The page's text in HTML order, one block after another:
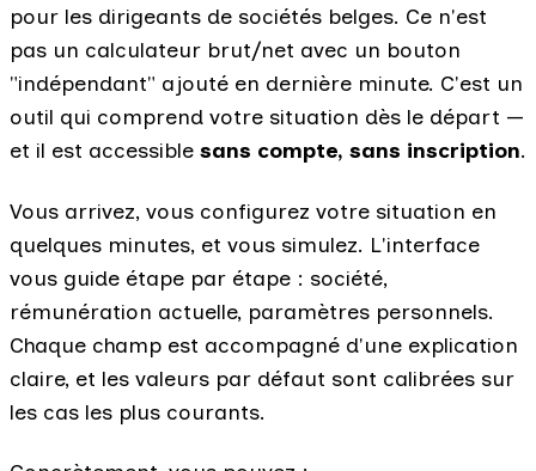
pour les dirigeants de sociétés belges. Ce n'est
pas un calculateur brut/net avec un bouton
"indépendant" ajouté en dernière minute. C'est un
outil qui comprend votre situation dès le départ —
et il est accessible sans compte, sans inscription.
Vous arrivez, vous configurez votre situation en
quelques minutes, et vous simulez. L'interface
vous guide étape par étape : société,
rémunération actuelle, paramètres personnels.
Chaque champ est accompagné d'une explication
claire, et les valeurs par défaut sont calibrées sur
les cas les plus courants.